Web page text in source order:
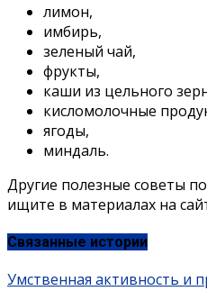
лимон,
имбирь,
зеленый чай,
фрукты,
каши из цельного
кисломолочные
ягоды,
миндаль.
Другие полезные советы
ищите в материалах на
Связанные истории
Умственная активность и